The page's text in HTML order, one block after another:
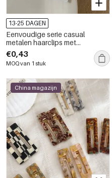
13-25 DAGEN
Eenvoudige serie casual
metalen haarclips met
luipaardprint
€0,43
MOQ van 1 stuk
China magazijn